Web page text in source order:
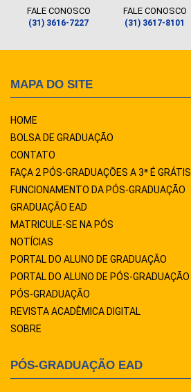
FALE CONOSCO
(31) 3616-7227
FALE CONOSCO
(31) 3617-8101
MAPA DO SITE
HOME
BOLSA DE GRADUAÇÃO
CONTATO
FAÇA 2 PÓS-GRADUAÇÕES A 3ª É GRÁTIS
FUNCIONAMENTO DA PÓS-GRADUAÇÃO
GRADUAÇÃO EAD
MATRICULE-SE NA PÓS
NOTÍCIAS
PORTAL DO ALUNO DE GRADUAÇÃO
PORTAL DO ALUNO DE PÓS-GRADUAÇÃO
PÓS-GRADUAÇÃO
REVISTA ACADÊMICA DIGITAL
SOBRE
PÓS-GRADUAÇÃO EAD